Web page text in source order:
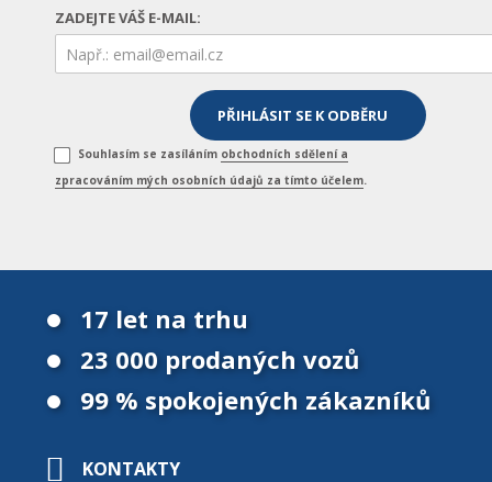
ZADEJTE VÁŠ E-MAIL:
Souhlasím se zasíláním obchodních sdělení a
zpracováním mých osobních údajů za tímto účelem.
17 let na trhu
23 000 prodaných vozů
99 % spokojených zákazníků
KONTAKTY